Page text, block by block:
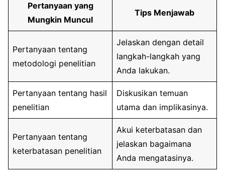
Pertanyaan yang
Mungkin Muncul
Tips Menjawab
Pertanyaan tentang
metodologi penelitian
Jelaskan dengan detail
langkah-langkah yang
Anda lakukan.
Pertanyaan tentang hasil
penelitian
Diskusikan temuan
utama dan implikasinya.
Pertanyaan tentang
keterbatasan penelitian
Akui keterbatasan dan
jelaskan bagaimana
Anda mengatasinya.